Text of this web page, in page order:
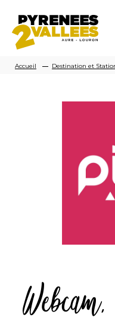
contenu
principal
Fil
Accueil Destination et